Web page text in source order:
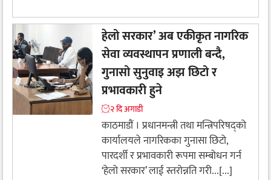
हेलो सरकार’ अब एकीकृत नागरिक
सेवा व्यवस्थापन प्रणाली बन्दै,
गुनासो सुनुवाइ अझ छिटो र
प्रभावकारी हुने
२ दि अगाडी
काठमाडौं । प्रधानमन्त्री तथा मन्त्रिपरिषद्को
कार्यालयले नागरिकका गुनासा छिटो,
पारदर्शी र प्रभावकारी रूपमा सम्बोधन गर्न
‘हेलो सरकार’ लाई स्तरोन्नति गरी...[...]